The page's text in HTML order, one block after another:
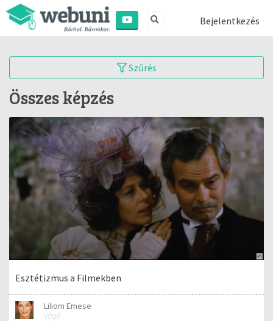
Bejelentkezés
Szűrés
Összes képzés
Esztétizmus a Filmekben
Liliom Emese
Vágó